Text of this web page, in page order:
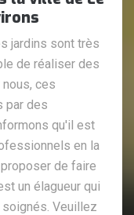
jardins sont très
de réaliser des
ces
par des
qu'il est
en la
de faire
un élagueur qui
Veuillez